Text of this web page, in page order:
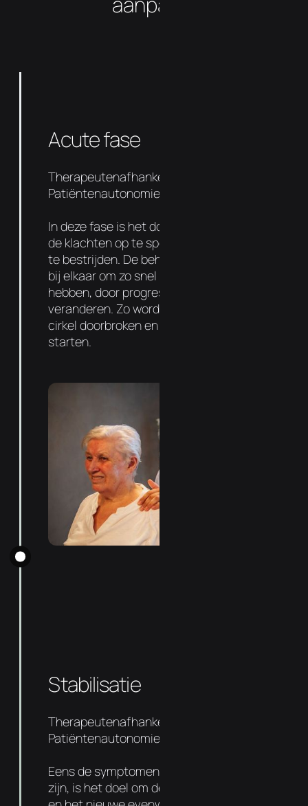
Acute fase
Therapeutenafhankelijkheid 90%
Patiëntenautonomie 10%
In deze fase is het doel om de oorzaak van
de klachten op te sporen en de symptomen
te bestrijden. De behandelingen liggen dicht
bij elkaar om zo snel mogelijk resultaat te
hebben, door progressief de functie te
veranderen. Zo wordt de negatieve vicieuze
cirkel doorbroken en kan de genezing
starten.
Stabilisatie
Therapeutenafhankelijkheid 50%
Patiëntenautonomie 50%
Eens de symptomen en oorzaak aangepakt
zijn, is het doel om de basis sterker te maken